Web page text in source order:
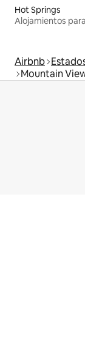
Hot Springs
Alojamientos
Airbnb
Mountain